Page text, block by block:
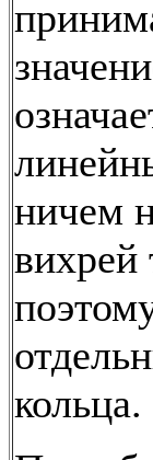
ничем
вихрей
кольца.